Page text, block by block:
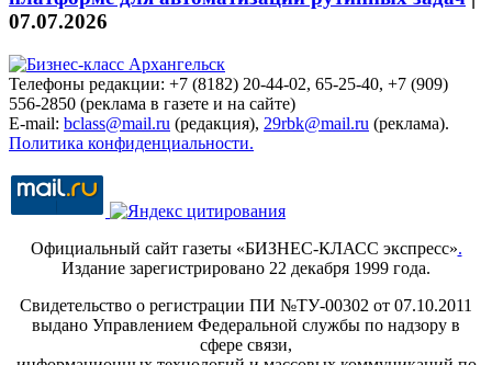
07.07.2026
Телефоны редакции: +7 (8182) 20-44-02, 65-25-40, +7 (909)
556-2850 (реклама в газете и на сайте)
E-mail: bclass@mail.ru (редакция), 29rbk@mail.ru (реклама).
Политика конфиденциальности.
Официальный сайт газеты «БИЗНЕС-КЛАСС экспресс».
Издание зарегистрировано 22 декабря 1999 года.
Свидетельство о регистрации ПИ №ТУ-00302 от 07.10.2011
выдано Управлением Федеральной службы по надзору в
сфере связи,